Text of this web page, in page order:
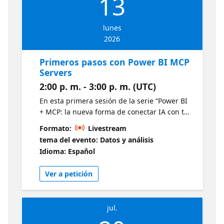
lunes
2026
Primeros pasos con Power BI MCP
Servers
2:00 p. m. - 3:00 p. m. (UTC)
En esta primera sesión de la serie “Power BI
+ MCP: la nueva forma de conectar IA con tus
datos”, introduciremos Model Context
Protocol (MCP) y explicaremos cómo puede
utilizarse junto con Power BI para conectar
herramientas de IA con datos empresariales
confiables. Los asistentes aprenderán qué es
MCP, qué son los Power BI MCP Servers y
cómo pueden ayudar a que las herramientas
de IA interactúen con modelos semánticos
de Power BI. Cubriremos los conceptos
principales, casos de uso habituales,
Formato:
Livestream
tema del evento: Datos y análisis
Idioma: Español
Ver a petición
jul.